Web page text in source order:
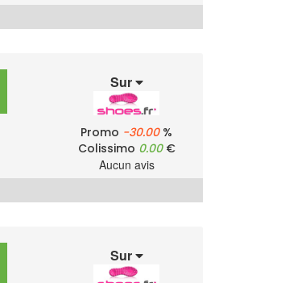
Sur
Promo -30.00%
Colissimo 0.00€
Aucun avis
Sur